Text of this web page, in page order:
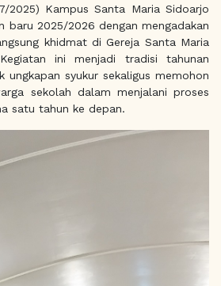
2025) Kampus Santa Maria Sidoarjo
baru 2025/2026 dengan mengadakan
khidmat di Gereja Santa Maria
ini menjadi tradisi tahunan
ungkapan syukur sekaligus memohon
sekolah dalam menjalani proses
satu tahun ke depan.